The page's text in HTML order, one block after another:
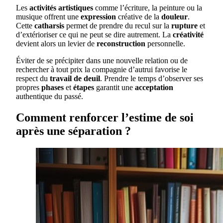
Les activités artistiques comme l’écriture, la peinture ou la
musique offrent une expression créative de la douleur.
Cette catharsis permet de prendre du recul sur la rupture et
d’extérioriser ce qui ne peut se dire autrement. La créativité
devient alors un levier de reconstruction personnelle.
Éviter de se précipiter dans une nouvelle relation ou de
rechercher à tout prix la compagnie d’autrui favorise le
respect du travail de deuil. Prendre le temps d’observer ses
propres phases et étapes garantit une acceptation
authentique du passé.
Comment renforcer l’estime de soi
après une séparation ?